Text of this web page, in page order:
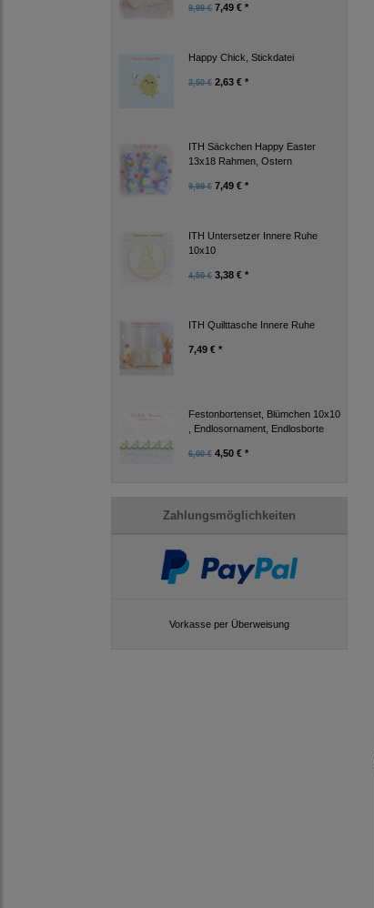
9,99 € 7,49 € *
Happy Chick, Stickdatei
3,50 € 2,63 € *
ITH Säckchen Happy Easter
13x18 Rahmen, Ostern
9,99 € 7,49 € *
ITH Untersetzer Innere Ruhe
10x10
4,50 € 3,38 € *
ITH Quilttasche Innere Ruhe
7,49 € *
Festonbortenset, Blümchen 10x10
, Endlosornament, Endlosborte
6,00 € 4,50 € *
Zahlungsmöglichkeiten
Vorkasse per Überweisung